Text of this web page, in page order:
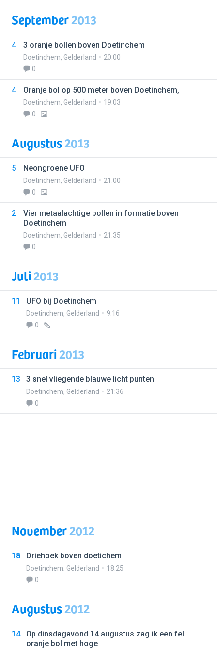
September2013
4 3 oranje bollen boven Doetinchem
Doetinchem, Gelderland
20:00
0
4 Oranje bol op 500 meter boven Doetinchem,
Doetinchem, Gelderland
19:03
0
Augustus2013
5 Neongroene UFO
Doetinchem, Gelderland
21:00
0
2
Vier metaalachtige bollen in formatie boven
Doetinchem
Doetinchem, Gelderland
21:35
0
Juli2013
11 UFO bij Doetinchem
Doetinchem, Gelderland
9:16
0
Februari2013
13 3 snel vliegende blauwe licht punten
Doetinchem, Gelderland
21:36
0
November2012
18 Driehoek boven doetichem
Doetinchem, Gelderland
18:25
0
Augustus2012
14
Op dinsdagavond 14 augustus zag ik een fel
oranje bol met hoge